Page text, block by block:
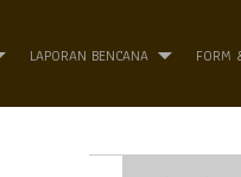
LAPORAN BENCANA FORM